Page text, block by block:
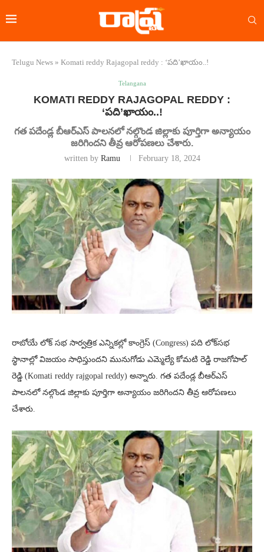
Telugu News » Komati reddy Rajagopal reddy : ‘పది’ఖాయం..!
Telangana
KOMATI REDDY RAJAGOPAL REDDY :
‘పది’ఖాయం..!
గత పదేండ్ల బీఆర్ఎస్ పాలనలో నల్గొండ జిల్లాకు పూర్తిగా అన్యాయం
జరిగిందని తీవ్ర ఆరోపణలు చేశారు.
written by Ramu February 18, 2024
రాబోయే లోక్ సభ సార్వత్రిక ఎన్నికల్లో కాంగ్రెస్ (Congress) పది లోక్​సభ
స్థానాల్లో విజయం సాధిస్తుందని మునుగోడు ఎమ్మెల్యే కోమటి రెడ్డి రాజగోపాల్
రెడ్డి (Komati reddy rajgopal reddy) అన్నారు. గత పదేండ్ల బీఆర్ఎస్
పాలనలో నల్గొండ జిల్లాకు పూర్తిగా అన్యాయం జరిగిందని తీవ్ర ఆరోపణలు
చేశారు.